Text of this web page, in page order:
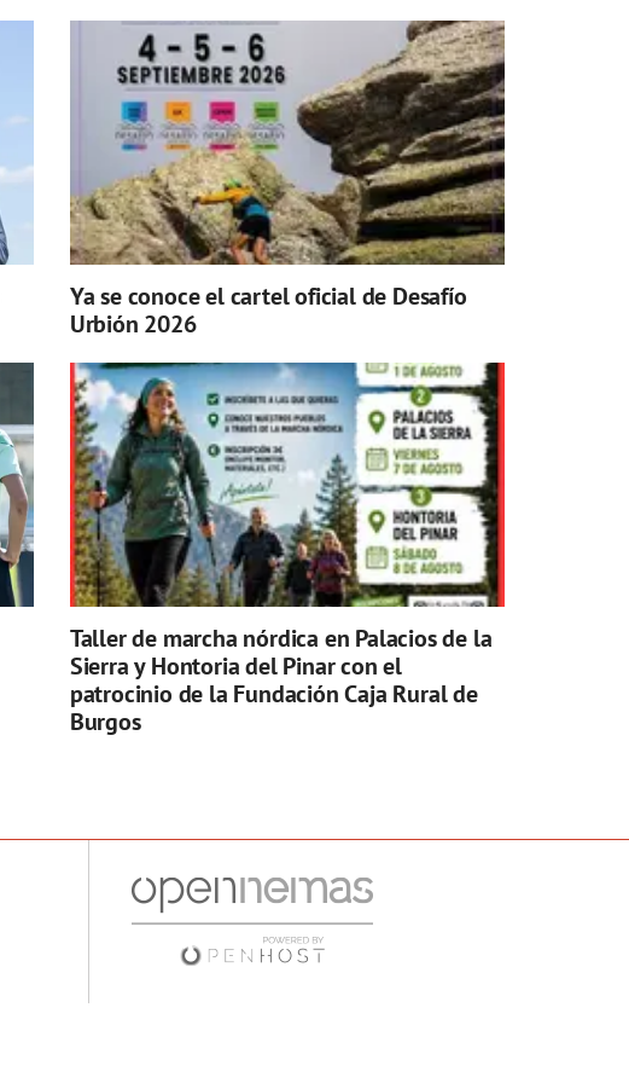
Ya se conoce el cartel oficial de Desafío
Urbión 2026
Taller de marcha nórdica en Palacios de la
Sierra y Hontoria del Pinar con el
patrocinio de la Fundación Caja Rural de
Burgos